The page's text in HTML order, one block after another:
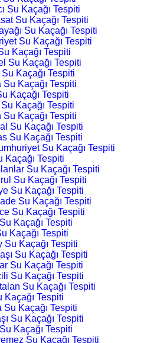
Su Kaçağı Tespiti
Su Kaçağı Tespiti
Su Kaçağı Tespiti
Su Kaçağı Tespiti
Kaçağı Tespiti
Su Kaçağı Tespiti
Su Kaçağı Tespiti
Su Kaçağı Tespiti
Kaçağı Tespiti
Kaçağı Tespiti
Su Kaçağı Tespiti
Su Kaçağı Tespiti
Su Kaçağı Tespiti
Su Kaçağı Tespiti
Kaçağı Tespiti
Su Kaçağı Tespiti
Su Kaçağı Tespiti
Su Kaçağı Tespiti
Su Kaçağı Tespiti
Su Kaçağı Tespiti
Kaçağı Tespiti
Kaçağı Tespiti
Su Kaçağı Tespiti
Su Kaçağı Tespiti
Su Kaçağı Tespiti
Su Kaçağı Tespiti
Su Kaçağı Tespiti
Kaçağı Tespiti
Su Kaçağı Tespiti
Su Kaçağı Tespiti
Su Kaçağı Tespiti
Su Kaçağı Tespiti